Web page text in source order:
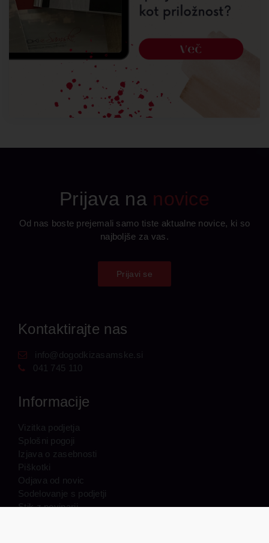
Prijava na novice
Od nas boste prejemali samo tiste aktualne novice, ki so
najboljše za vas.
Prijavi se
Kontaktirajte nas
info@dogodkizasamske.si
041 745 110
Informacije
Vizitka podjetja
Splošni pogoji
Izjava o zasebnosti
Piškotki
Odjava od novic
Sodelovanje s podjetji
Stik z novinarji